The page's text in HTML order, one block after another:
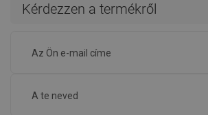
Kérdezzen a termékről